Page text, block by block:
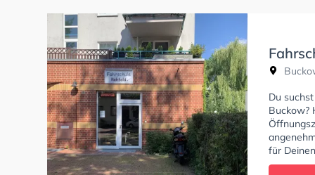
Du
Buckow?
für